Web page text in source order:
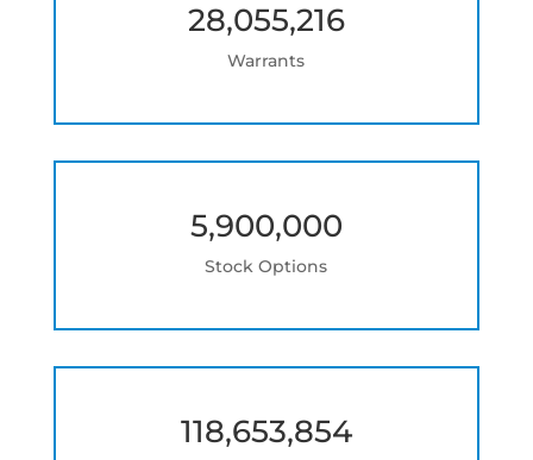
28,055,216
Warrants
5,900,000
Stock Options
118,653,854